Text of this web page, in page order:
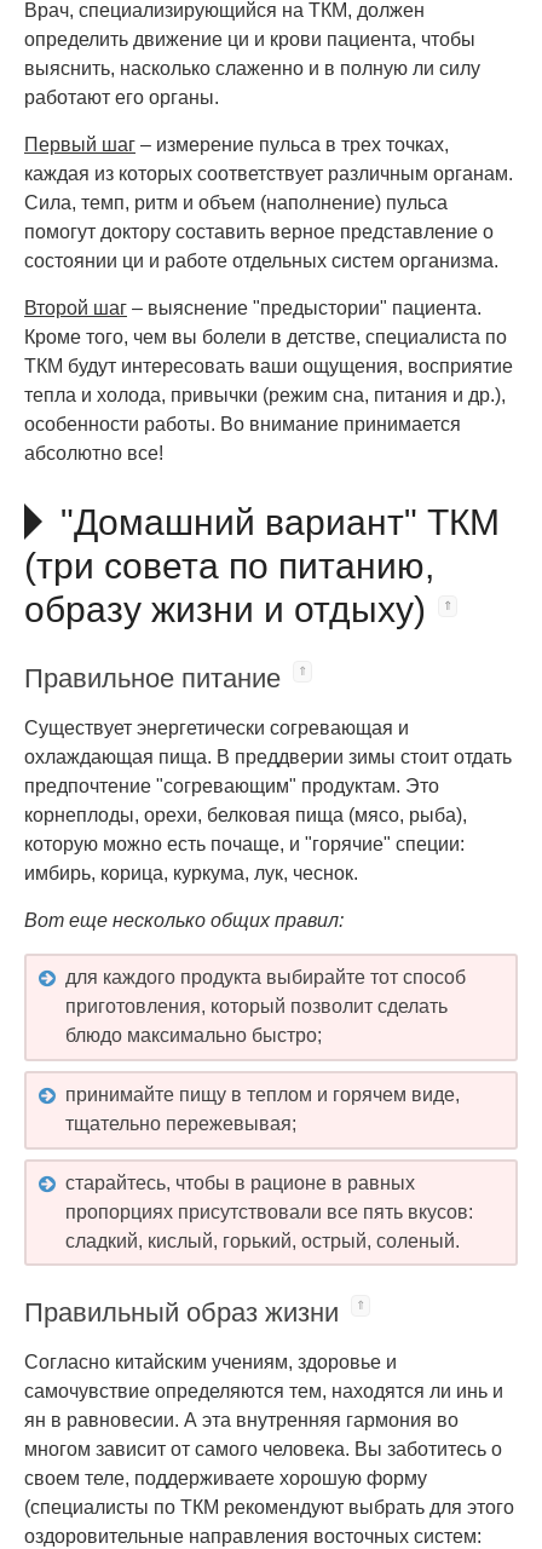
Врач, специализирующийся на ТКМ, должен
определить движение ци и крови пациента, чтобы
выяснить, насколько слаженно и в полную ли силу
работают его органы.
Первый шаг – измерение пульса в трех точках,
каждая из которых соответствует различным органам.
Сила, темп, ритм и объем (наполнение) пульса
помогут доктору составить верное представление о
состоянии ци и работе отдельных систем организма.
Второй шаг – выяснение "предыстории" пациента.
Кроме того, чем вы болели в детстве, специалиста по
ТКМ будут интересовать ваши ощущения, восприятие
тепла и холода, привычки (режим сна, питания и др.),
особенности работы. Во внимание принимается
абсолютно все!
"Домашний вариант" ТКМ
(три совета по питанию,
образу жизни и отдыху)
Правильное питание
Существует энергетически согревающая и
охлаждающая пища. В преддверии зимы стоит отдать
предпочтение "согревающим" продуктам. Это
корнеплоды, орехи, белковая пища (мясо, рыба),
которую можно есть почаще, и "горячие" специи:
имбирь, корица, куркума, лук, чеснок.
Вот еще несколько общих правил:
для каждого продукта выбирайте тот способ
приготовления, который позволит сделать
блюдо максимально быстро;
принимайте пищу в теплом и горячем виде,
тщательно пережевывая;
старайтесь, чтобы в рационе в равных
пропорциях присутствовали все пять вкусов:
сладкий, кислый, горький, острый, соленый.
Правильный образ жизни
Согласно китайским учениям, здоровье и
самочувствие определяются тем, находятся ли инь и
ян в равновесии. А эта внутренняя гармония во
многом зависит от самого человека. Вы заботитесь о
своем теле, поддерживаете хорошую форму
(специалисты по ТКМ рекомендуют выбрать для этого
оздоровительные направления восточных систем: